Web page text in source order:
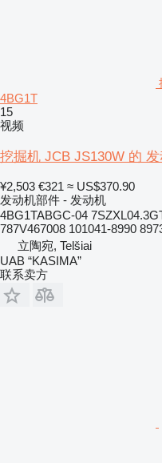
4BG1T
15
视频
挖掘机 JCB JS130W 的
¥2,503 €321 ≈ US$370.90
发动机部件 - 发动机
4BG1TABGC-04
787V467008 101041-8990
立陶宛, Telšiai
UAB “KASIMA”
联系卖方